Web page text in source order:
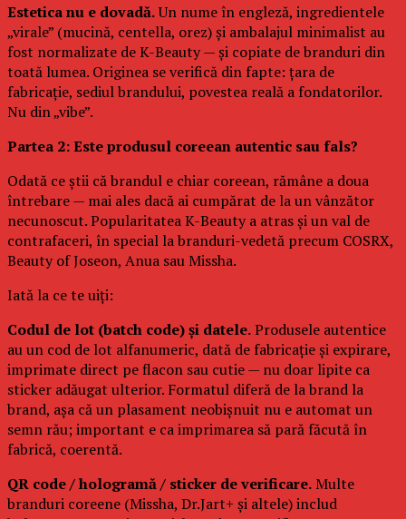
Estetica nu e dovadă.Un nume în engleză, ingredientele
„virale” (mucină, centella, orez) și ambalajul minimalist au
fost normalizate de K-Beauty — și copiate de branduri din
toată lumea. Originea se verifică din fapte: țara de
fabricație, sediul brandului, povestea reală a fondatorilor.
Nu din „vibe”.
Partea 2: Este produsul coreean autentic sau fals?
Odată ce știi că brandul e chiar coreean, rămâne a doua
întrebare — mai ales dacă ai cumpărat de la un vânzător
necunoscut. Popularitatea K-Beauty a atras și un val de
contrafaceri, în special la branduri-vedetă precum COSRX,
Beauty of Joseon, Anua sau Missha.
Iată la ce te uiți:
Codul de lot (batch code) și datele.Produsele autentice
au un cod de lot alfanumeric, dată de fabricație și expirare,
imprimate direct pe flacon sau cutie — nu doar lipite ca
sticker adăugat ulterior. Formatul diferă de la brand la
brand, așa că un plasament neobișnuit nu e automat un
semn rău; important e ca imprimarea să pară făcută în
fabrică, coerentă.
QR code / hologramă / sticker de verificare.Multe
branduri coreene (Missha, Dr.Jart+ și altele) includ